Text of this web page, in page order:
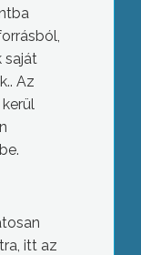
saját
Az
itt az